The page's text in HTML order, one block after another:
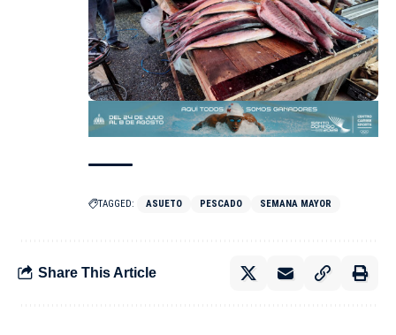
TAGGED: ASUETO PESCADO SEMANA MAYOR
Share This Article